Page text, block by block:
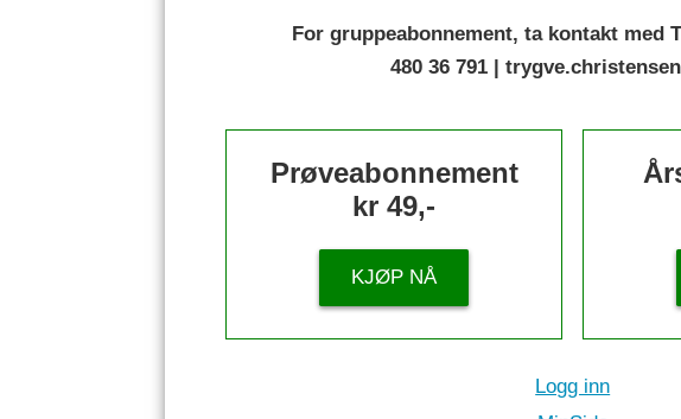
For gruppeabonnement, ta kontakt med
480 36 791 |
Prøveabonnement
kr 49,-
KJØP NÅ
Logg inn